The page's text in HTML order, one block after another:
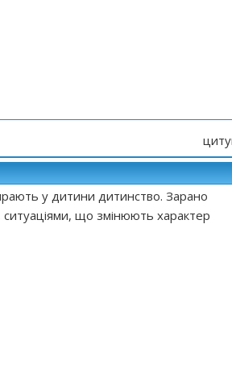
у дитини дитинство. Зарано
що змінюють характер